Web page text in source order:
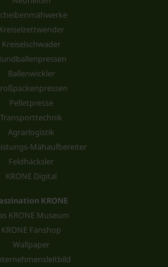
Kreiselzettwender
Kreiselschwader
Ballenwickler
Pelletpresse
Transporttechnik
Agrarlogistik
Mähaufbereiter
Feldhäcksler
KRONE Digital
KRONE
KRONE Museum
KRONE Fanshop
Wallpaper